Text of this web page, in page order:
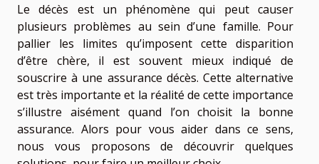
Le décès est un phénomène qui peut causer
plusieurs problèmes au sein d’une famille. Pour
pallier les limites qu’imposent cette disparition
d’être chère, il est souvent mieux indiqué de
souscrire à une assurance décès. Cette alternative
est très importante et la réalité de cette importance
s’illustre aisément quand l’on choisit la bonne
assurance. Alors pour vous aider dans ce sens,
nous vous proposons de découvrir quelques